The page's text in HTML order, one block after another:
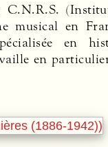
C.N.R.S.
musical en
en
en
le